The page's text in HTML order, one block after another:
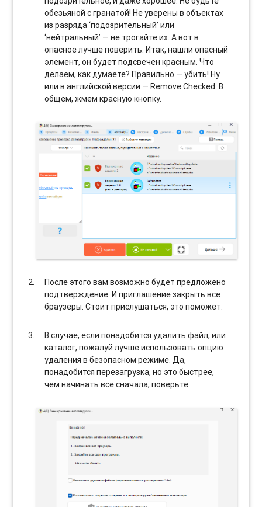
обезьяной с гранатой! Не уверены в объектах
из разряда ‘подозрительный’ или
‘нейтральный’ — не трогайте их. А вот в
опасное лучше поверить. Итак, нашли опасный
элемент, он будет подсвечен красным. Что
делаем, как думаете? Правильно — убить! Ну
или в английской версии — Remove Checked. В
общем, жмем красную кнопку.
После этого вам возможно будет предложено
подтверждение. И приглашение закрыть все
браузеры. Стоит прислушаться, это поможет.
В случае, если понадобится удалить файл, или
каталог, пожалуй лучше использовать опцию
удаления в безопасном режиме. Да,
понадобится перезагрузка, но это быстрее,
чем начинать все сначала, поверьте.